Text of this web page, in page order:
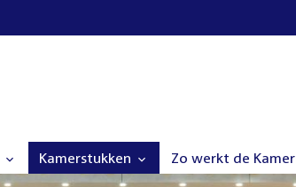
Kamerstukken Zo werkt de Kamer